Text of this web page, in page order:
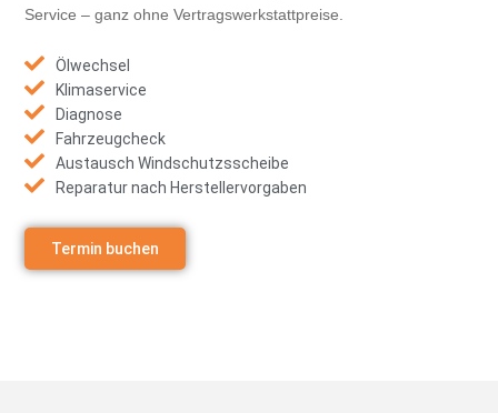
Service – ganz ohne Vertragswerkstattpreise.
Ölwechsel
Klimaservice
Diagnose
Fahrzeugcheck
Austausch Windschutzsscheibe
Reparatur nach Herstellervorgaben
Termin buchen